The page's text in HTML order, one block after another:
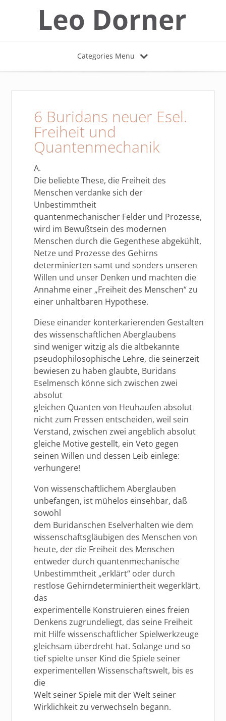
Categories Menu
6 Buridans neuer Esel.
Freiheit und
Quantenmechanik
A.
Die beliebte These, die Freiheit des
Menschen verdanke sich der
Unbestimmtheit
quantenmechanischer Felder und Prozesse,
wird im Bewußtsein des modernen
Menschen durch die Gegenthese abgekühlt,
Netze und Prozesse des Gehirns
determinierten samt und sonders unseren
Willen und unser Denken und machten die
Annahme einer „Freiheit des Menschen“ zu
einer unhaltbaren Hypothese.
Diese einander konterkarierenden Gestalten
des wissenschaftlichen Aberglaubens
sind weniger witzig als die altbekannte
pseudophilosophische Lehre, die seinerzeit
bewiesen zu haben glaubte, Buridans
Eselmensch könne sich zwischen zwei
absolut
gleichen Quanten von Heuhaufen absolut
nicht zum Fressen entscheiden, weil sein
Verstand, zwischen zwei angeblich absolut
gleiche Motive gestellt, ein Veto gegen
seinen Willen und dessen Leib einlege:
verhungere!
Von wissenschaftlichem Aberglauben
unbefangen, ist mühelos einsehbar, daß
sowohl
dem Buridanschen Eselverhalten wie dem
wissenschaftsgläubigen des Menschen von
heute, der die Freiheit des Menschen
entweder durch quantenmechanische
Unbestimmtheit „erklärt“ oder durch
restlose Gehirndeterminiertheit wegerklärt,
das
experimentelle Konstruieren eines freien
Denkens zugrundeliegt, das seine Freiheit
mit Hilfe wissenschaftlicher Spielwerkzeuge
gleichsam überdreht hat. Solange und so
tief spielte unser Kind die Spiele seiner
experimentellen Wissenschaftswelt, bis es
die
Welt seiner Spiele mit der Welt seiner
Wirklichkeit zu verwechseln begann.